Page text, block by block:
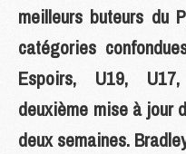
meilleurs buteurs du
catégories
Espoirs, U19,
deuxième mise à jour
deux semaines.